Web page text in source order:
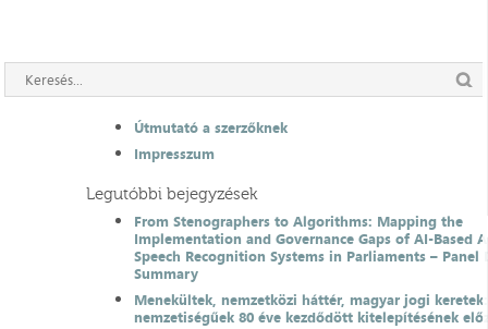
Útmutató a szerzőknek
Impresszum
Legutóbbi bejegyzések
From Stenographers to Algorithms: Mapping the
Implementation and Governance Gaps of AI-Based
Speech Recognition Systems in Parliaments – Panel
Summary
Menekültek, nemzetközi háttér, magyar jogi
nemzetiségűek 80 éve kezdődött kitelepítésének